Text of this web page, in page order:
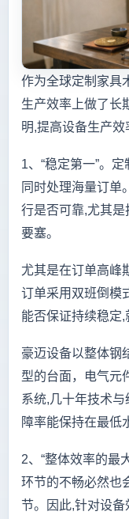
作为全球定制家具
生产效率上做了长
明,提高设备生产
1、“稳定第一”。 定
同时处理海量订单
行是否可靠,尤其
要塞。
尤其是在订单高峰
订单采用双班倒模
能否保证持续稳定,
豪迈设备以整体钢
型的台面，电气元
系统,几十年技术
障率能保持在最低
2、“整体效率的最大
环节的不畅必然也
节。因此,针对设